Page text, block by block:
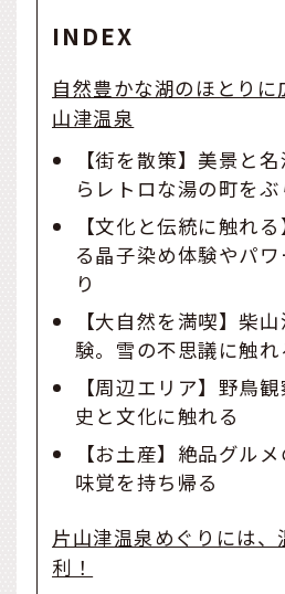
INDEX
自然豊かな湖のほとり
山津温泉
【街を散策】美景と
らレトロな湯の町をぶ
【文化と伝統に触れ
る晶子染め体験やパ
り
【大自然を満喫】柴
験。雪の不思議に触
【周辺エリア】野鳥
史と文化に触れる
【お土産】絶品グル
味覚を持ち帰る
片山津温泉めぐりには
利！